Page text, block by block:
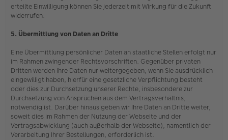
erteilte Einwilligung können Sie jederzeit mit Wirkung für die Zukunft
widerrufen.
5. Übermittlung von Daten an Dritte
Eine Übermittlung persönlicher Daten an staatliche Stellen erfolgt nur
im Rahmen zwingender Rechtsvorschriften. Gegenüber privaten
Dritten werden Ihre Daten nur weitergegeben, wenn Sie ausdrücklich
eingewilligt haben, hierfür eine gesetzliche Verpflichtung besteht
oder dies zur Durchsetzung unserer Rechte, insbesondere zur
Durchsetzung von Ansprüchen aus dem Vertragsverhältnis,
notwendig ist. Darüber hinaus geben wir Ihre Daten an Dritte weiter,
soweit dies im Rahmen der Nutzung der Webseite und der
Vertragsabwicklung (auch außerhalb der Webseite), namentlich der
Verarbeitung Ihrer Bestellungen, erforderlich ist.